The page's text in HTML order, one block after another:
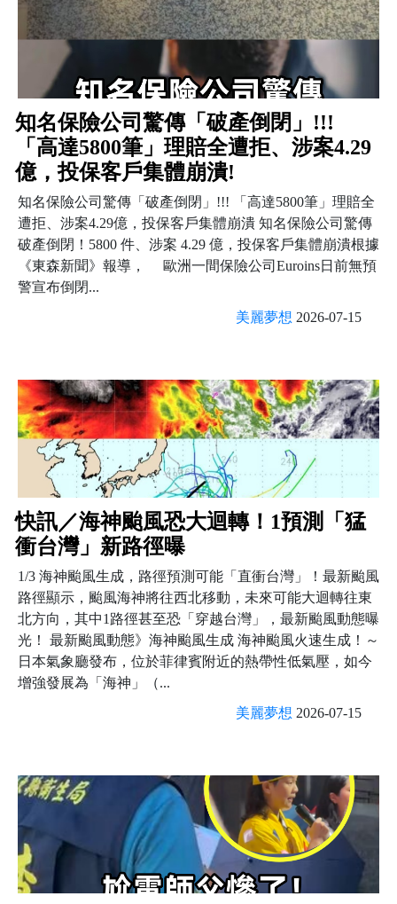
知名保險公司驚傳「破產倒閉」!!!
「高達5800筆」理賠全遭拒、涉案4.29
億，投保客戶集體崩潰!
知名保險公司驚傳「破產倒閉」!!! 「高達5800筆」理賠全
遭拒、涉案4.29億，投保客戶集體崩潰 知名保險公司驚傳
破產倒閉！5800 件、涉案 4.29 億，投保客戶集體崩潰根據
《東森新聞》報導， 歐洲一間保險公司Euroins日前無預
警宣布倒閉...
美麗夢想 2026-07-15
快訊／海神颱風恐大迴轉！1預測「猛
衝台灣」新路徑曝
1/3 海神颱風生成，路徑預測可能「直衝台灣」！最新颱風
路徑顯示，颱風海神將往西北移動，未來可能大迴轉往東
北方向，其中1路徑甚至恐「穿越台灣」，最新颱風動態曝
光！ 最新颱風動態》海神颱風生成 海神颱風火速生成！～
日本氣象廳發布，位於菲律賓附近的熱帶性低氣壓，如今
增強發展為「海神」（...
美麗夢想 2026-07-15